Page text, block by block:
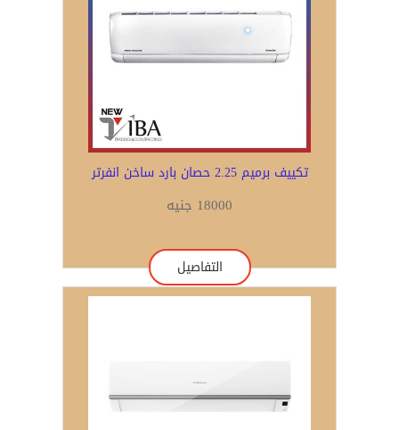
تكييف برميم 2.25 حصان بارد ساخن انفرتر
18000 جنيه
التفاصيل